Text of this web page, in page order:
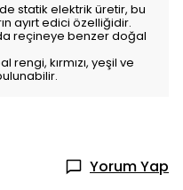
statik elektrik üretir, bu
ayırt edici özelliğidir.
reçineye benzer doğal
rengi, kırmızı, yeşil ve
Yorum Yap